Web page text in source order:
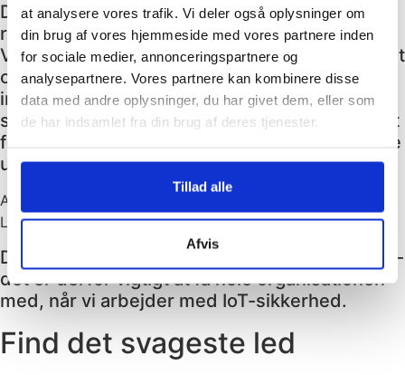
at analysere vores trafik. Vi deler også oplysninger om
din brug af vores hjemmeside med vores partnere inden
for sociale medier, annonceringspartnere og
analysepartnere. Vores partnere kan kombinere disse
data med andre oplysninger, du har givet dem, eller som
de har indsamlet fra din brug af deres tjenester.
Tillad alle
Afvis
Det er helt bevidst, at vi er så kraftigt
repræsenteret, når vi snakker IoT-sikkerhed.
Vi var to product owners, som ved rigtig meget
om vores IoT-platform og hvordan den er
implementeret. Derudover var der
sikkerhedsspecialister med, som skal prøve at
forstå platformen og to ledere, der skulle finde
ud af, hvordan vi bedst organiserer os.
Anders Mynster, Global IoT Technology Lead hos Alfa
Laval
Det er altid det svageste led, der kan knække –
det er derfor vigtigt at få hele organisationen
med, når vi arbejder med IoT-sikkerhed.
Find det svageste led